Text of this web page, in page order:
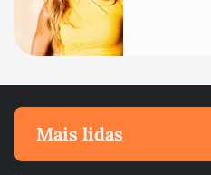
Mais lidas